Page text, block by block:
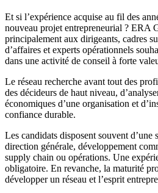
Et si l’expérience acquise au fil des
nouveau projet entrepreneurial ? ERA
principalement aux dirigeants, cadres
d’affaires et experts opérationnels
dans une activité de conseil à forte
Le réseau recherche avant tout des
des décideurs de haut niveau,
économiques d’une organisation et
confiance durable.
Les candidats disposent souvent d’une
direction générale, développement
supply chain ou opérations. Une
obligatoire. En revanche, la maturité
développer un réseau et l’esprit